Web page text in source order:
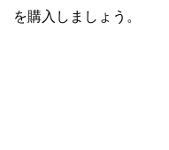
を購入しましょう。